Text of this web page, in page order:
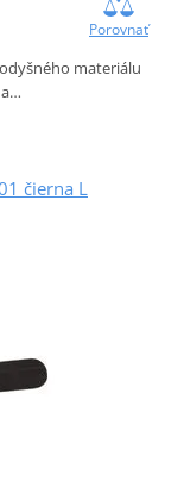
Porovnať
materiálu
čierna L